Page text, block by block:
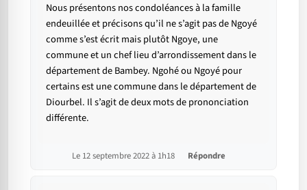
Nous présentons nos condoléances à la famille
endeuillée et précisons qu’il ne s’agit pas de Ngoyé
comme s’est écrit mais plutôt Ngoye, une
commune et un chef lieu d’arrondissement dans le
département de Bambey. Ngohé ou Ngoyé pour
certains est une commune dans le département de
Diourbel. Il s’agit de deux mots de prononciation
différente.
Le 12 septembre 2022 à 1h18 Répondre